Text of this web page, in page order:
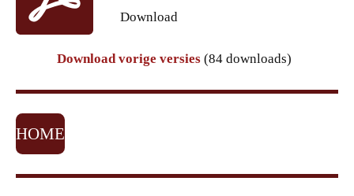
Download
Download vorige versies (84 downloads)
HOME